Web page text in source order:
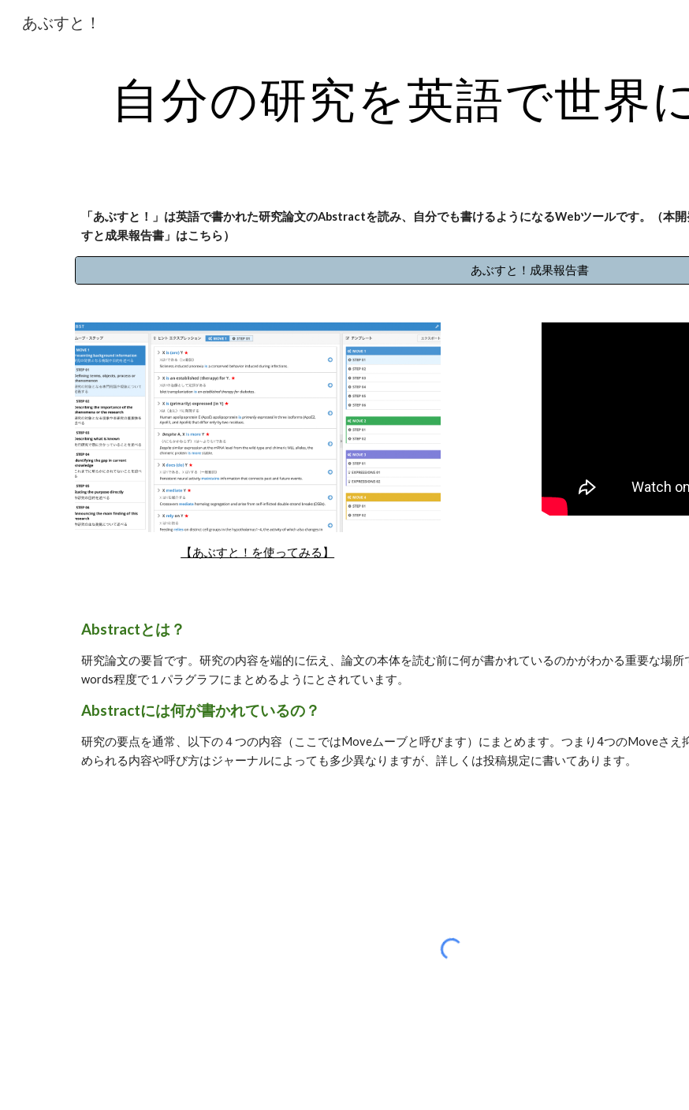
あぶすと！
自分の研究を英語で世界
「あぶすと！」は英語で書かれた研究論文のAbstractを読み、自分でも書けるようになるWebツールです。（本
すと成果報告書」はこちら）
あぶすと！成果報告書
【あぶすと！を使ってみる】
Abstractとは？
研究論文の要旨です。研究の内容を端的に伝え、論文の本体を読む前に何が書かれているのかがわかる重要な場
words程度で１パラグラフにまとめるようにとされています。
Abstractには何が書かれているの？
研究の要点を通常、以下の４つの内容（ここではMoveムーブと呼びます）にまとめます。つまり4つのMoveさ
められる内容や呼び方はジャーナルによっても多少異なりますが、詳しくは投稿規定に書いてあります。